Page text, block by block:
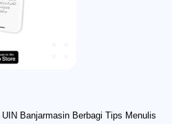
Berbagi Tips Menulis